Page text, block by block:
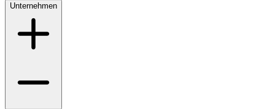
Unternehmen